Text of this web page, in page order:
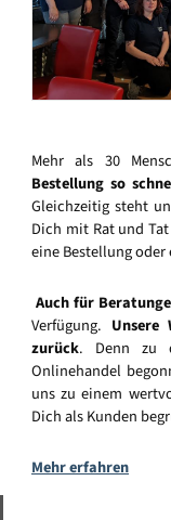
Mehr als 30
Bestellung so
Gleichzeitig steht
Dich mit Rat und
eine Bestellung
Auch für
Verfügung.
zurück. Denn zu
Onlinehandel
uns zu einem
Dich als Kunden
Mehr erfahren